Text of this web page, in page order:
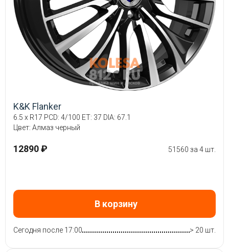
K&K Flanker
6.5 x R17 PCD: 4/100 ET: 37 DIA: 67.1
Цвет: Алмаз черный
12890 ₽ 51560 за 4 шт.
В корзину
Сегодня после 17:00 > 20 шт.